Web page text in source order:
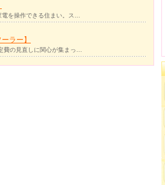
を操作できる住まい。ス…
ラー】
費の見直しに関心が集まっ…